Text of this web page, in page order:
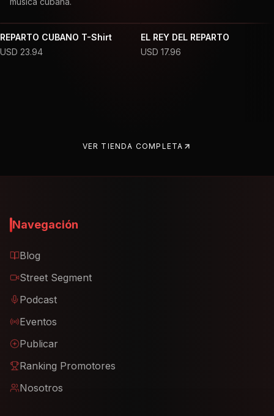
REPARTO CUBANO T-Shirt
USD 23.94
EL REY DEL REPARTO
USD 17.96
VER TIENDA COMPLETA
Navegación
Blog
Street Segment
Podcast
Eventos
Publicar
Ranking Promotores
Nosotros